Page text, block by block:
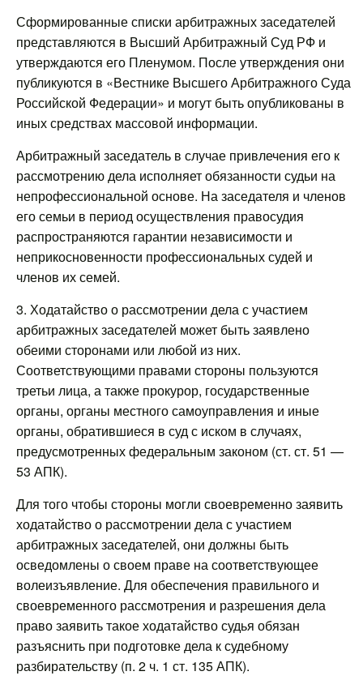
Сформированные списки арбитражных заседателей
представляются в Высший Арбитражный Суд РФ и
утверждаются его Пленумом. После утверждения они
публикуются в «Вестнике Высшего Арбитражного Суда
Российской Федерации» и могут быть опубликованы в
иных средствах массовой информации.
Арбитражный заседатель в случае привлечения его к
рассмотрению дела исполняет обязанности судьи на
непрофессиональной основе. На заседателя и членов
его семьи в период осуществления правосудия
распространяются гарантии независимости и
неприкосновенности профессиональных судей и
членов их семей.
3. Ходатайство о рассмотрении дела с участием
арбитражных заседателей может быть заявлено
обеими сторонами или любой из них.
Соответствующими правами стороны пользуются
третьи лица, а также прокурор, государственные
органы, органы местного самоуправления и иные
органы, обратившиеся в суд с иском в случаях,
предусмотренных федеральным законом (ст. ст. 51 —
53 АПК).
Для того чтобы стороны могли своевременно заявить
ходатайство о рассмотрении дела с участием
арбитражных заседателей, они должны быть
осведомлены о своем праве на соответствующее
волеизъявление. Для обеспечения правильного и
своевременного рассмотрения и разрешения дела
право заявить такое ходатайство судья обязан
разъяснить при подготовке дела к судебному
разбирательству (п. 2 ч. 1 ст. 135 АПК).